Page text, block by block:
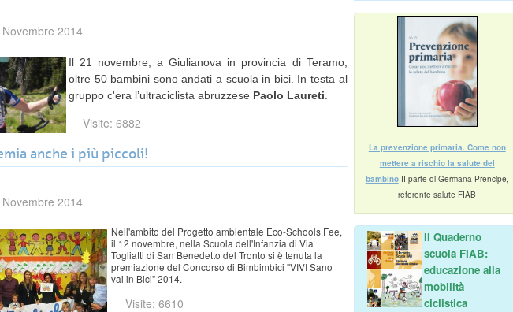
2014
Il 21 novembre, a Giulianova in provincia di Teramo,
oltre 50 bambini sono andati a scuola in bici. In testa al
gruppo c'era l’ultraciclista abruzzese Paolo Laureti
Visite: 6882
anche i più piccoli!
2014
Nell'ambito del Progetto ambientale Eco-Schools Fee,
il 12 novembre, nella Scuola dell'Infanzia di Via
Togliatti di San Benedetto del Tronto si è tenuta la
premiazione del Concorso di Bimbimbici "VIVI Sano
vai in Bici" 2014.
Visite: 6610
La prevenzione primaria. Come non
mettere a rischio la salute del
bambinoII parte di Germana Prencipe,
referente salute FIAB
Il Quaderno
scuola FIAB:
educazione alla
mobilità
ciclistica